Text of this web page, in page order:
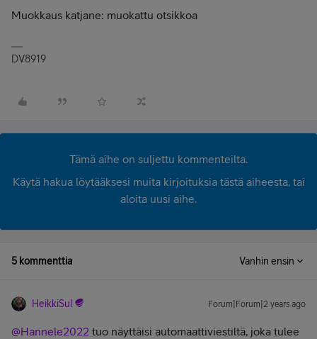
Muokkaus katjane: muokattu otsikkoa
DV8919
Tämä aihe on suljettu kommenteilta.
Käytä hakua löytääksesi muita kirjoituksia tästä aiheesta, tai
aloita uusi aihe.
5 kommenttia Vanhin ensin
HeikkiSul Forum|Forum|2 years ago
@Hannele2022 tuo näyttäisi automaattiviestiltä, joka tulee